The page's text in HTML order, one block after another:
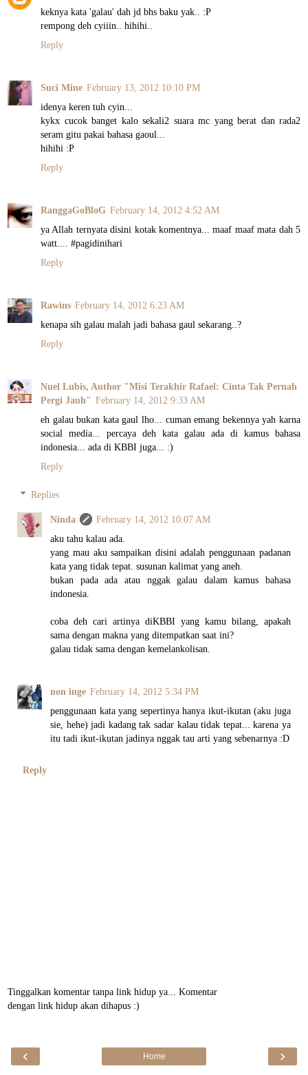
keknya kata 'galau' dah jd bhs baku yak.. :P
rempong deh cyiiin.. hihihi..
Reply
Suci Mine February 13, 2012 10:10 PM
idenya keren tuh cyin...
kykx cucok banget kalo sekali2 suara mc yang berat dan rada2
seram gitu pakai bahasa gaoul...
hihihi :P
Reply
RanggaGoBloG February 14, 2012 4:52 AM
ya Allah ternyata disini kotak komentnya... maaf maaf mata dah 5
watt.... #pagidinihari
Reply
Rawins February 14, 2012 6:23 AM
kenapa sih galau malah jadi bahasa gaul sekarang..?
Reply
Nuel Lubis, Author "Misi Terakhir Rafael: Cinta Tak Pernah
Pergi Jauh" February 14, 2012 9:33 AM
eh galau bukan kata gaul lho... cuman emang bekennya yah karna
social media... percaya deh kata galau ada di kamus bahasa
indonesia... ada di KBBI juga... :)
Reply
Replies
Ninda
February 14, 2012 10:07 AM
aku tahu kalau ada.
yang mau aku sampaikan disini adalah penggunaan padanan
kata yang tidak tepat. susunan kalimat yang aneh.
bukan pada ada atau nggak galau dalam kamus bahasa
indonesia.
coba deh cari artinya diKBBI yang kamu bilang, apakah
sama dengan makna yang ditempatkan saat ini?
galau tidak sama dengan kemelankolisan.
non inge February 14, 2012 5:34 PM
penggunaan kata yang sepertinya hanya ikut-ikutan (aku juga
sie, hehe) jadi kadang tak sadar kalau tidak tepat... karena ya
itu tadi ikut-ikutan jadinya nggak tau arti yang sebenarnya :D
Reply
Tinggalkan komentar tanpa link hidup ya... Komentar
dengan link hidup akan dihapus :)
‹ ›
Home